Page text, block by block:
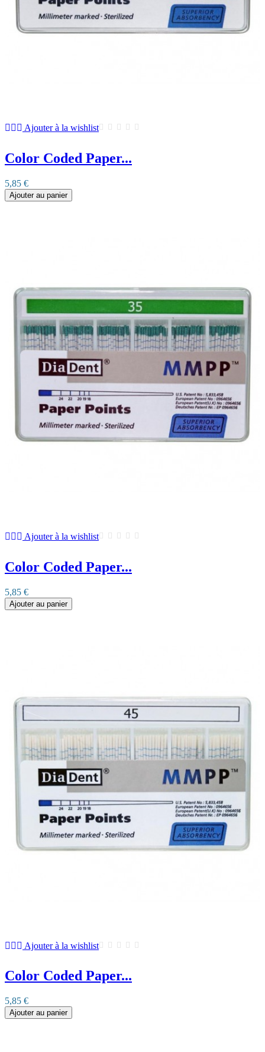
Ajouter à la wishlist
Color Coded Paper...
5,85 €
Ajouter au panier
Ajouter à la wishlist
Color Coded Paper...
5,85 €
Ajouter au panier
Ajouter à la wishlist
Color Coded Paper...
5,85 €
Ajouter au panier